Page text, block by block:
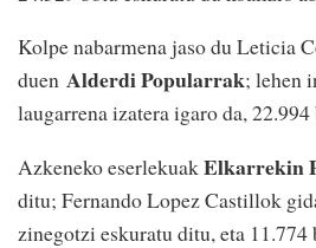
Kolpe nabarmena jaso du Leticia
duen Alderdi Popularrak; lehen
laugarrena izatera igaro da,
Azkeneko eserlekuakElkarrekin
ditu; Fernando Lopez Castillok
zinegotzi eskuratu ditu, eta 11.774